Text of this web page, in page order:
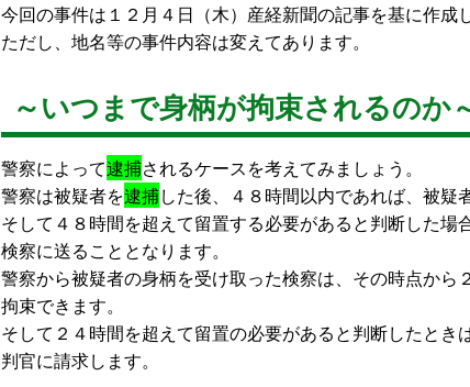
今回の事件は１２月４日（木）産経新聞の記事を基に作成
ただし、地名等の事件内容は変えてあります。
～いつまで身柄が拘束されるのか
警察によって逮捕されるケースを考えてみましょう。
警察は被疑者を逮捕した後、４８時間以内であれば、被疑
そして４８時間を超えて留置する必要があると判断した場
検察に送ることとなります。
警察から被疑者の身柄を受け取った検察は、その時点から
拘束できます。
そして２４時間を超えて留置の必要があると判断したとき
判官に請求します。